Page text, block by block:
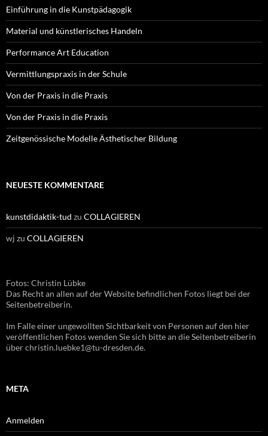
Einführung in die Kunstpädagogik
Material und künstlerisches Handeln
Performance Art Education
Vermittlungspraxis in der Schule
Von der Praxis in die Praxis
Von der Praxis in die Praxis
Zeitgenössische Modelle Ästhetischer Bildung
NEUESTE KOMMENTARE
kunstdidaktik-tud zu COLLAGIEREN
wj zu COLLAGIEREN
Fotos: Christin Lübke
Das Recht an allen auf der Website befindlichen Fotos liegt bei der
Seitenbetreiberin.
Im Falle einer ungewollten Sichtbarkeit von Personen auf den hier
veröffentlichen Fotos wenden Sie sich bitte an die Seitenbetreiberin
über christin.luebke1@tu-dresden.de.
META
Anmelden